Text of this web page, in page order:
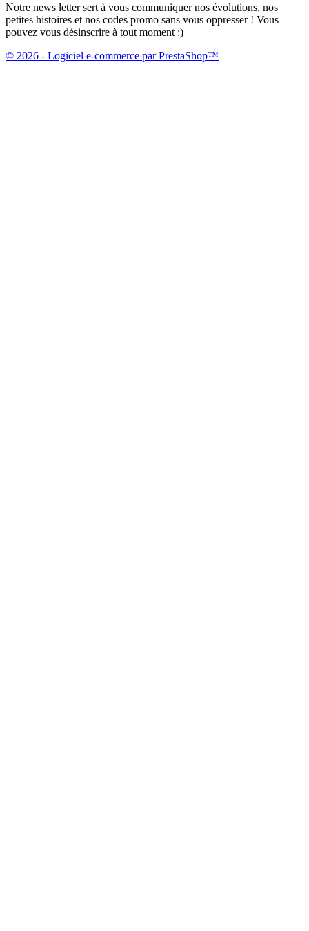
Notre news letter sert à vous communiquer nos évolutions, nos
petites histoires et nos codes promo sans vous oppresser ! Vous
pouvez vous désinscrire à tout moment :)
© 2026 - Logiciel e-commerce par PrestaShop™